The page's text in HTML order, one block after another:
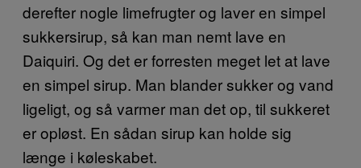
derefter nogle limefrugter og laver en simpel
sukkersirup, så kan man nemt lave en
Daiquiri. Og det er forresten meget let at lave
en simpel sirup. Man blander sukker og vand
ligeligt, og så varmer man det op, til sukkeret
er opløst. En sådan sirup kan holde sig
længe i køleskabet.